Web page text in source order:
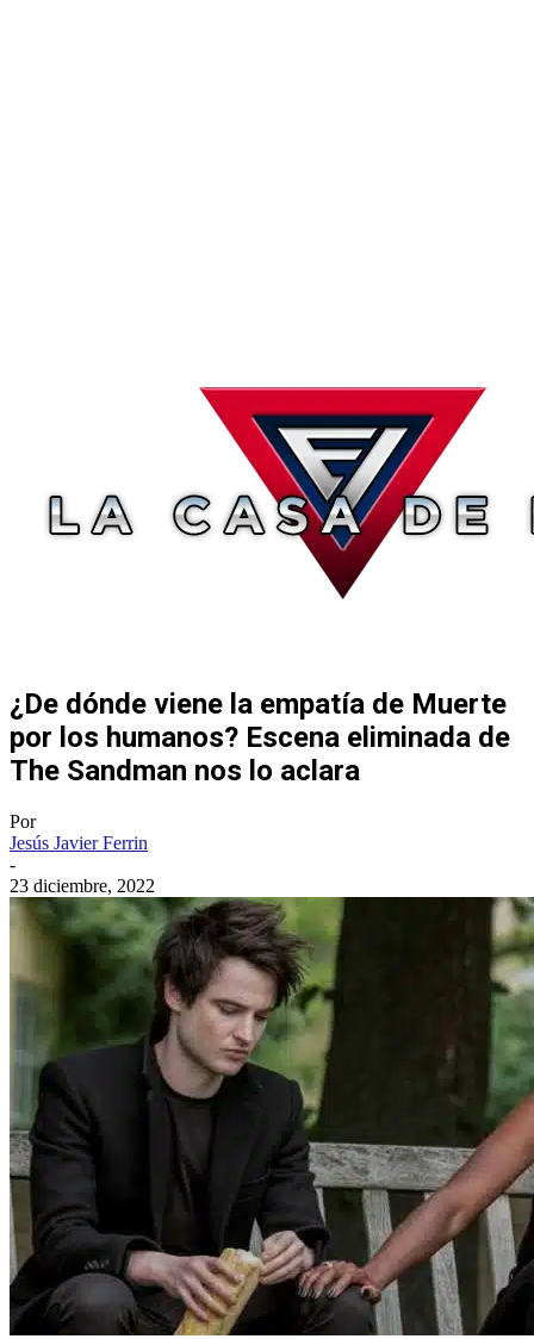
¿De dónde viene la empatía de Muerte
por los humanos? Escena eliminada de
The Sandman nos lo aclara
Por
Jesús Javier Ferrin
-
23 diciembre, 2022